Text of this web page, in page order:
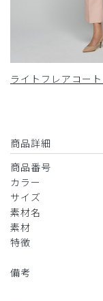
ライトフレアコー
商品詳細
商品番号
カラー
サイズ
素材名
素材
特徴
備考